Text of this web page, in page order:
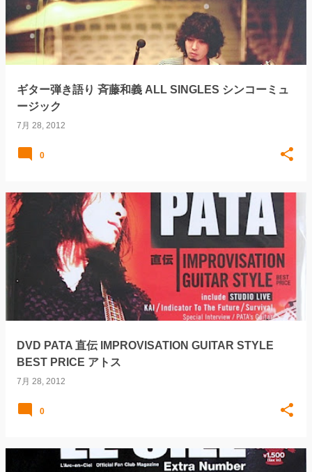
ギター弾き語り 斉藤和義 ALL SINGLES シンコーミュ
ージック
7月 28, 2012
0
DVD PATA 直伝 IMPROVISATION GUITAR STYLE
BEST PRICE アトス
7月 28, 2012
0